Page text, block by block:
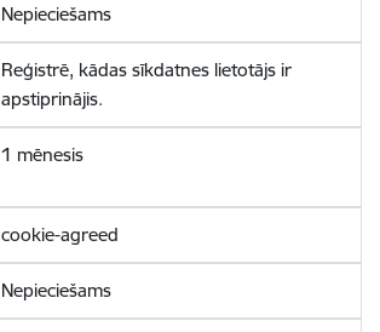
Nepieciešams
Reģistrē, kādas sīkdatnes lietotājs ir
apstiprinājis.
1 mēnesis
cookie-agreed
Nepieciešams